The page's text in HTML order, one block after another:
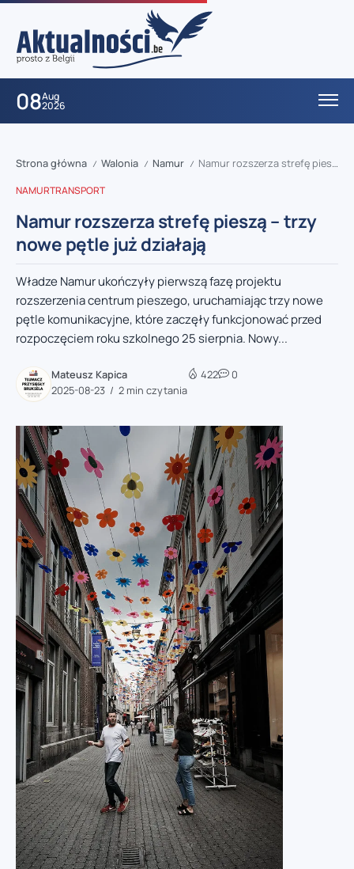
08Aug
2026
Strona główna / Walonia / Namur / Namur rozszerza strefę pieszą – trzy nowe pętle już działają
NAMURTRANSPORT
Namur rozszerza strefę pieszą – trzy
nowe pętle już działają
Władze Namur ukończyły pierwszą fazę projektu
rozszerzenia centrum pieszego, uruchamiając trzy nowe
pętle komunikacyjne, które zaczęły funkcjonować przed
rozpoczęciem roku szkolnego 25 sierpnia. Nowy...
Mateusz Kapica
2025-08-23
2 min czytania
422 0